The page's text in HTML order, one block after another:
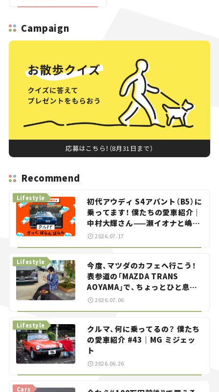
Campaign
応募はこちら！（8月31日まで）
Recommend
初代アウディ S4アバント（B5）に
乗ってます！ 僕たちの愛車紹介｜
中村大輝さん——瀬イオナと嶋田
智之の「クルマでざっくばらんば
らん！」＃20
Lifestyle
2026.07.17
今度、マツダのカフェへ行こう！
表参道の「MAZDA TRANS
AOYAMA」で、ちょっとひと息。
——連載｜CCGとクルマでどうす
Lifestyle
2026.07.06
クルマ、何に乗ってるの？ 僕たち
の愛車紹介 #43｜MG ミジェッ
ト
Lifestyle
2026.06.26
Cars